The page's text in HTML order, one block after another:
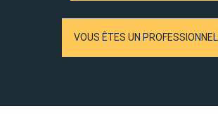
VOUS ÊTES UN PROFESSIONNEL